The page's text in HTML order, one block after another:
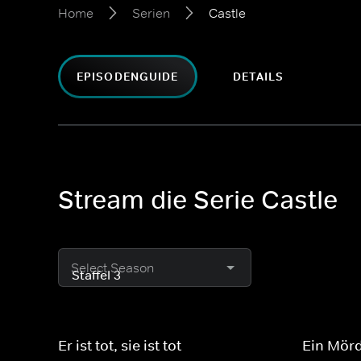
Home Serien Castle
EPISODENGUIDE DETAILS
Stream die Serie Castle
Select Season
Er ist tot, sie ist tot Ein